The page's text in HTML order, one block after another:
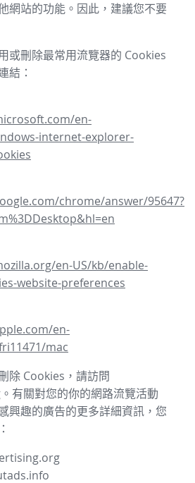
網站的功能。因此，建議您不要
或刪除最常用流覽器的 Cookies
結：
en-
internet-explorer-
chrome/answer/95647?
en-US/kb/enable-
website-preferences
en-
mac
除 Cookies，請訪問
有關對您的你的網路流覽活動
興趣的廣告的更多詳細資訊，您